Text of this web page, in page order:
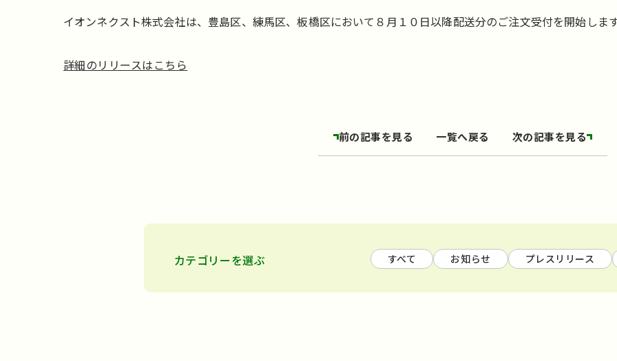
イオンネクスト株式会社は、豊島区、練馬区、板橋区において８月１０日以降配送分のご注文受付を開始しま
詳細のリリースはこちら
前の記事を見る 一覧へ戻る 次の記事を見る
カテゴリーを選ぶ すべて お知らせ プレスリリース